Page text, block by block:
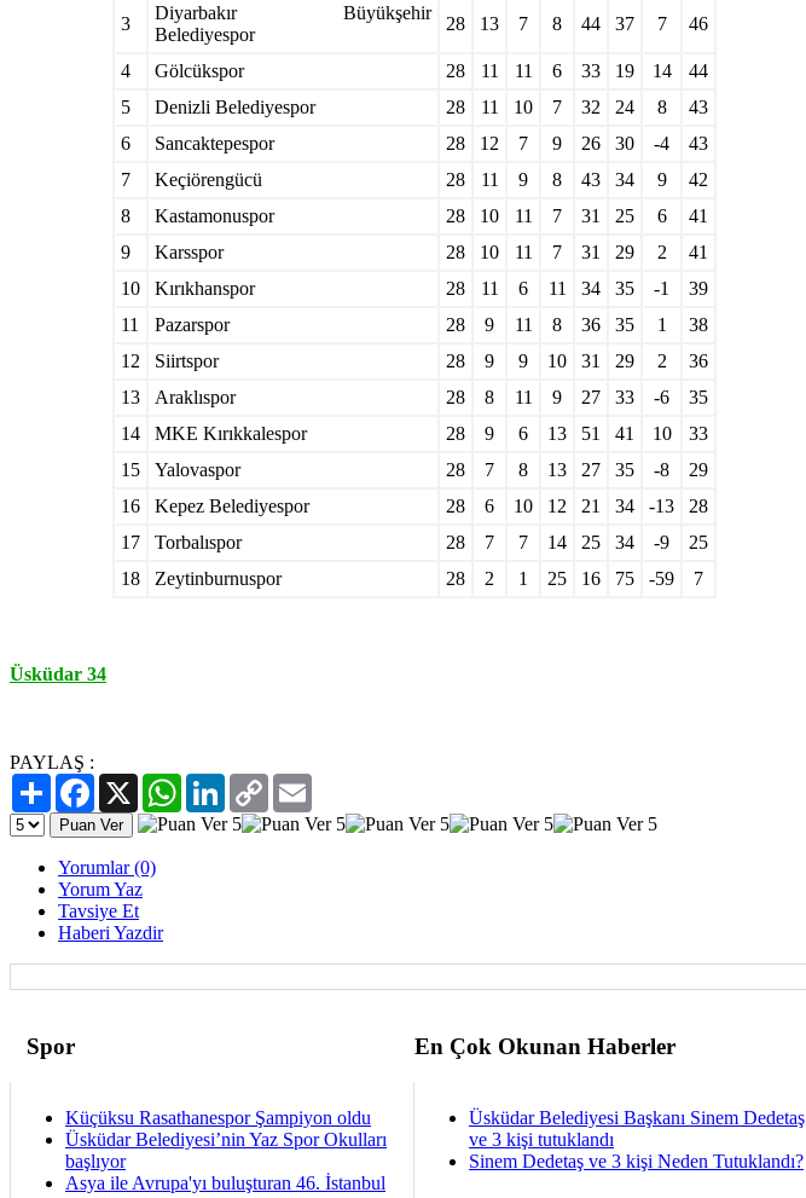
3
Diyarbakır Büyükşehir
Belediyespor
28 13 7 8 44 37 7 46
4 Gölcükspor 28 11 11 6 33 19 14
44
5
Denizli Belediyespor 28 11 10 7 32 24 8
43
6
Sancaktepespor 28 12 7 9 26 30 -4
43
7
Keçiörengücü 28 11 9 8 43 34 9
42
8
Kastamonuspor 28 10 11 7 31 25 6
41
9
Karsspor 28 10 11 7 31 29 2
41
10
Kırıkhanspor 28 11 6 11 34 35 -1
39
11
Pazarspor 28 9 11 8 36 35 1
38
12
Siirtspor 28 9 9 10 31 29 2
36
13
Araklıspor 28 8 11 9 27 33 -6
35
14
MKE Kırıkkalespor 28 9 6 13 51 41 10
33
15
Yalovaspor 28 7 8 13 27 35 -8
29
16
Kepez Belediyespor 28 6 10 12 21 34 -13
28
17
Torbalıspor 28 7 7 14 25 34 -9
25
18
Zeytinburnuspor 28 2 1 25 16 75 -59 7
Üsküdar 34
PAYLAŞ :
PaylaşFacebook
X WhatsAppLinkedIn
Copy
Link
Yorumlar (0)
Yorum Yaz
Tavsiye Et
Haberi Yazdir
Spor En Çok Okunan Haberler
Küçüksu Rasathanespor Şampiyon oldu
Üsküdar Belediyesi’nin Yaz Spor Okulları
başlıyor
Asya ile Avrupa'yı buluşturan 46. İstanbul
Üsküdar Belediyesi Başkanı Sinem Dedetaş
ve 3 kişi tutuklandı
Sinem Dedetaş ve 3 kişi Neden Tutuklandı?